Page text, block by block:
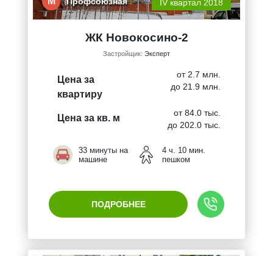
IV квартал 2018
ЖК Новокосино-2
Застройщик: Эксперт
Цена за
квартиру
от 2.7 млн.
до 21.9 млн.
Цена за кв. м
от 84.0 тыс.
до 202.0 тыс.
33 минуты на
машине
4 ч. 10 мин.
пешком
ПОДРОБНЕЕ